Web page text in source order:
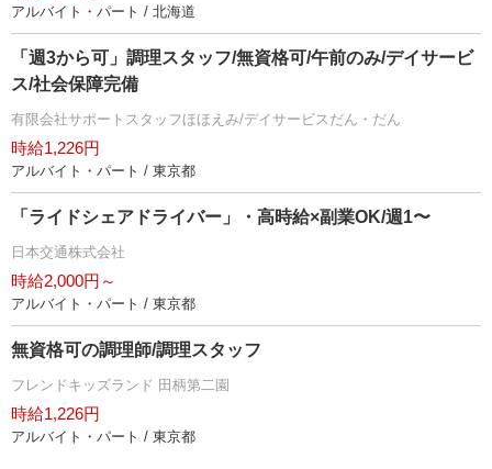
アルバイト・パート / 北海道
「週3から可」調理スタッフ/無資格可/午前のみ/デイサービ
ス/社会保障完備
有限会社サポートスタッフほほえみ/デイサービスだん・だん
時給1,226円
アルバイト・パート / 東京都
「ライドシェアドライバー」・高時給×副業OK/週1〜
日本交通株式会社
時給2,000円～
アルバイト・パート / 東京都
無資格可の調理師/調理スタッフ
フレンドキッズランド 田柄第二園
時給1,226円
アルバイト・パート / 東京都